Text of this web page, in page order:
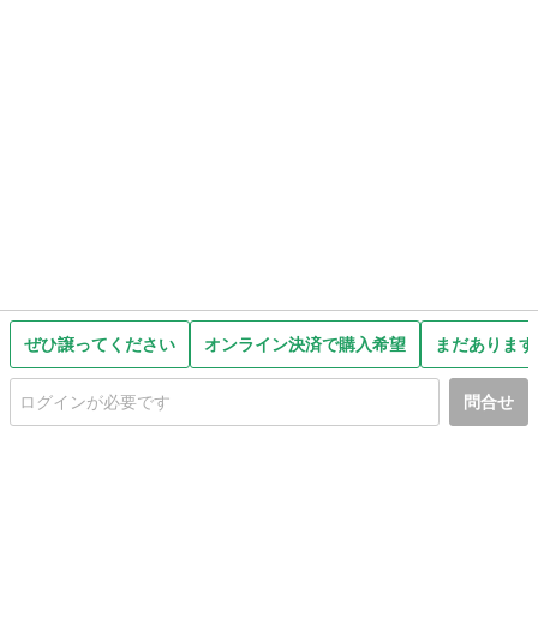
ぜひ譲ってください オンライン決済で購入希望 まだありま
問合せ